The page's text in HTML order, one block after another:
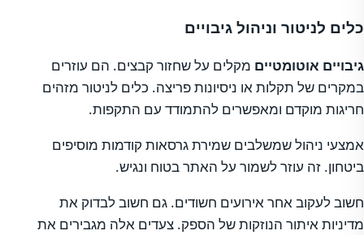
כלים לניטור וניהול גיבויים
גיבויים אוטומטיים מקלים על שחזור קבצים. הם עוזרים
במקרים של תקלות או ניסיונות פריצה. כלים לניטור מזהים
חריגות מוקדם ומאפשרים להתמודד עם התקפות.
אמצעי ניהול שמשלבים שמירת גרסאות קודמות מוסיפים
ביטחון. זה עוזר לשמור על האתר בטוח ונגיש.
חשוב לעקוב אחר אירועים חשודים. גם חשוב לבדוק את
מדיניות איתור הנוזקות של הספק. צעדים אלה מגבירים את